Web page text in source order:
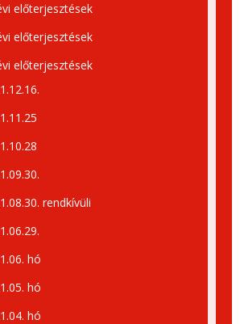
előterjesztések
előterjesztések
előterjesztések
rendkívüli
hó
hó
hó